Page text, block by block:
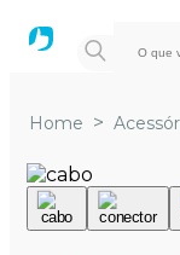
Home >